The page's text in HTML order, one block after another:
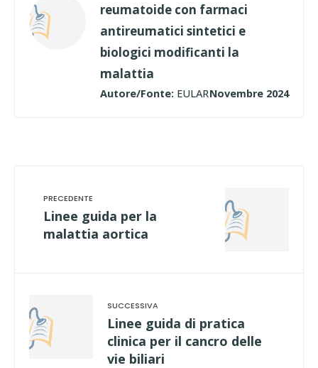
reumatoide con farmaci
antireumatici sintetici e
biologici modificanti la
malattia
Autore/Fonte: EULARNovembre 2024
Linee guida per la
malattia aortica
Linee guida di pratica
clinica per il cancro delle
vie biliari